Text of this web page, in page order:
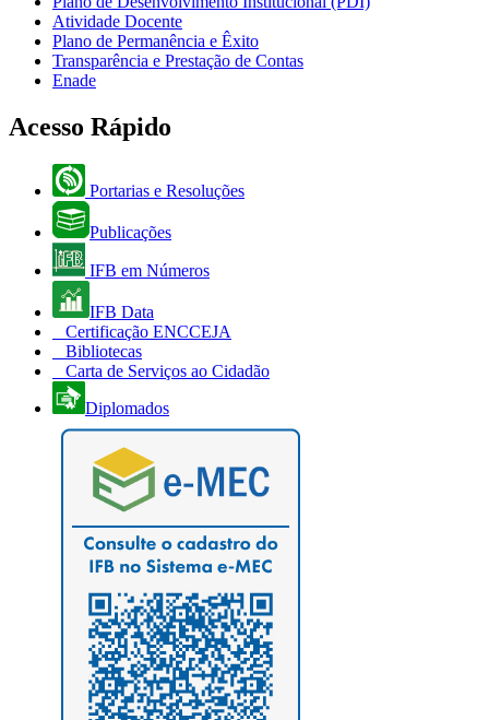
Atividade Docente
Plano de Permanência e Êxito
Transparência e Prestação de Contas
Enade
Acesso Rápido
Portarias e Resoluções
Publicações
IFB em Números
IFB Data
Certificação ENCCEJA
Bibliotecas
Carta de Serviços ao Cidadão
Diplomados